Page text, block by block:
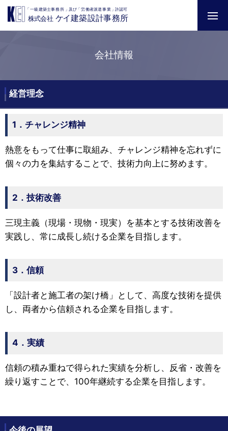
会社情報
経営理念
1．チャレンジ精神
熱意をもって仕事に取組み、チャレンジ精神を忘れずに
個々の力を集結することで、技術力向上に努めます。
2．技術改善
三現主義（現場・現物・現実）を基本とする技術改善を
実践し、常に成長し続ける企業を目指します。
3．信頼
「設計者と施工者の架け橋」として、高度な技術を提供
し、両者から信頼される企業を目指します。
4．実績
信頼の積み重ねで得られた実績を分析し、反省・改善を
繰り返すことで、100年継続する企業を目指します。